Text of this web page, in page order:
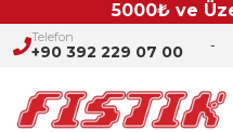
5000₺ ve
Telefon
+90 392 229 07 00